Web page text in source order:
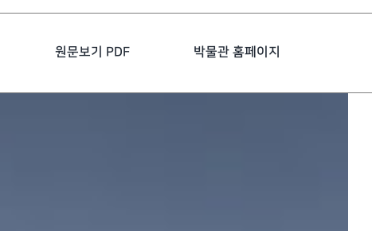
원문보기 PDF 박물관 홈페이지